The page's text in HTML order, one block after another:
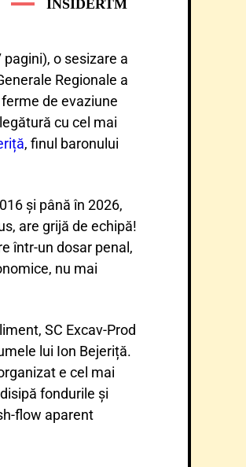
INSIDERTM
o sesizare a
Regionale a
de evaziune
cu cel mai
, finul baronului
și până în 2026,
are grijă de echipă!
într-un dosar penal,
nu mai
SC Excav-Prod
lui Ion Bejeriță.
e cel mai
fondurile și
flow aparent